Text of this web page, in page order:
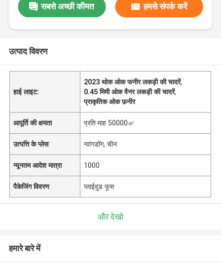
सबसे अच्छी कीमत हमसे संपर्क करें
उत्पाद विवरण
हाई लाइट:
2023 थोक ओक फनीर लकड़ी की चादरें,
0.45 मिमी ओक वैनर लकड़ी की चादरें,
प्राकृतिक ओक फ़नीर
आपूर्ति की क्षमता प्रति माह 50000㎡
उत्पत्ति के प्लेस ग्वांगडोंग, चीन
न्यूनतम आदेश मात्रा 1000
पैकेजिंग विवरण प्लाईवुड फूस
और देखो
हमारे बारे में